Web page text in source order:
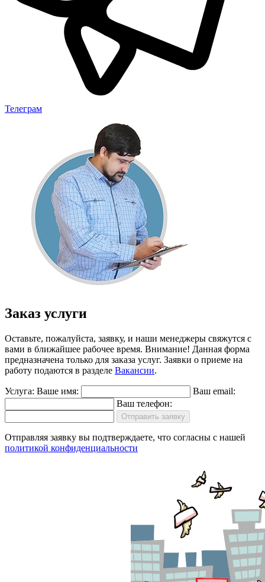
Телеграм
Заказ услуги
Оставьте, пожалуйста, заявку, и наши менеджеры свяжутся с
вами в ближайшее рабочее время. Внимание! Данная форма
предназначена только для заказа услуг. Заявки о приеме на
работу подаются в разделе Вакансии.
Услуга: Ваше имя:
Ваш email:
Ваш телефон:
Отправить заявку
Отправляя заявку вы подтверждаете, что согласны с нашей
политикой конфиденциальности